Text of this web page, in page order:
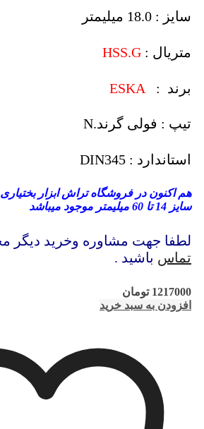
سایز : 18.0 میلیمتر
متریال : HSS.G
برند : ESKA
تیپ : فولی گرند.N
استاندارد : DIN345
هم اکنون در فروشگاه تراش ابزار بختیاری
سایز 14 تا 60 میلیمتر موجود میباشد
لطفا جهت مشاوره وخرید دیگر
تماس باشید .
1217000 تومان
افزودن به سبد خرید